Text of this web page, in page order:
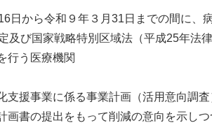
日から令和９年３月31日までの間に
及び国家戦略特別区域法（平成25年法
行う医療機関
支援事業に係る事業計画（活用意向調
画書の提出をもって削減の意向を示し